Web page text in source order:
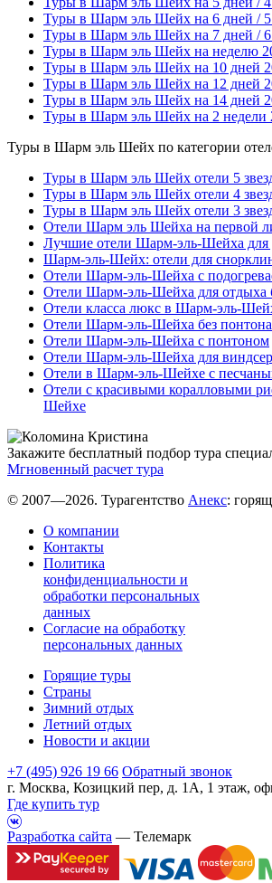
Туры в Шарм эль Шейх на 6 дней / 5
Туры в Шарм эль Шейх на 7 дней / 6
Туры в Шарм эль Шейх на неделю
Туры в Шарм эль Шейх на 10 дней
Туры в Шарм эль Шейх на 12 дней
Туры в Шарм эль Шейх на 14 дней
Туры в Шарм эль Шейх на 2 недели
Туры в Шарм эль Шейх по категории
Туры в Шарм эль Шейх отели 5
Туры в Шарм эль Шейх отели 4
Туры в Шарм эль Шейх отели 3
Отели Шарм эль Шейха на первой
Лучшие отели Шарм-эль-Шейха для
Шарм-эль-Шейх: отели для
Отели Шарм-эль-Шейха с
Отели Шарм-эль-Шейха для отдыха
Отели класса люкс в Шарм-эль-
Отели Шарм-эль-Шейха без понтона
Отели Шарм-эль-Шейха с понтоном
Отели Шарм-эль-Шейха для
Отели в Шарм-эль-Шейхе с
Отели с красивыми коралловыми
Шейхе
Закажите бесплатный подбор тура
Мгновенный расчет тура
© 2007—2026. Турагентство Анекс:
О компании
Контакты
Политика
конфиденциальности и
обработки персональных
данных
Согласие на обработку
персональных данных
Горящие туры
Страны
Зимний отдых
Летний отдых
Новости и акции
+7 (495) 926 19 66 Обратный звонок
г. Москва, Козицкий пер, д. 1А, 1 этаж,
Где купить тур
Разработка сайта — Телемарк